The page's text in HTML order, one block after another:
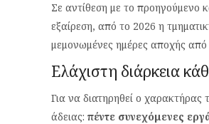
Σε αντίθεση με το προηγούμενο
εξαίρεση, από το 2026 η
μεμονωμένες ημέρες αποχής από
Ελάχιστη διάρκεια
Για να διατηρηθεί ο χαρακτήρας
άδειας: πέντε συνεχόμενες